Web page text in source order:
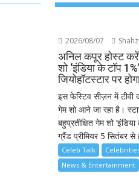
2026/08/07
अनिल कपूर होस्ट
शो ‘इंडिया के टॉप
जियोहॉटस्टार पर
इस फेस्टिव सीज़न में टीवी
गेम शो आने जा रहा है।
बहुप्रतीक्षित गेम शो
ग्रैंड प्रीमियर 5 सितंबर
Celeb Talk
News & Entertainment